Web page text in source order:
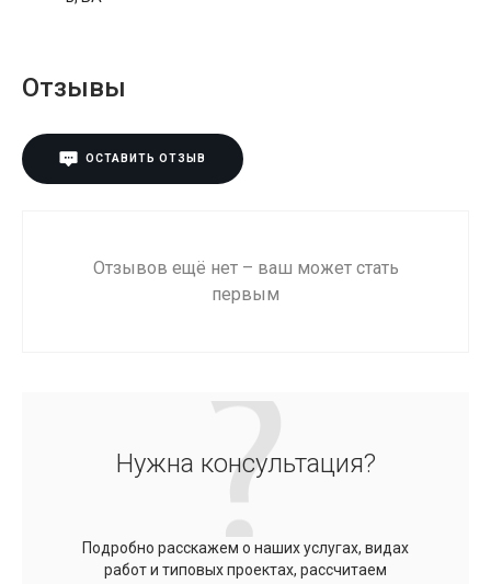
Отзывы
ОСТАВИТЬ ОТЗЫВ
Отзывов ещё нет – ваш может стать
первым
Нужна консультация?
Подробно расскажем о наших услугах, видах
работ и типовых проектах, рассчитаем